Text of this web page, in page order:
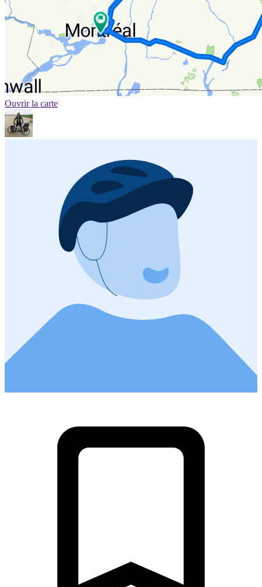
Ouvrir la carte